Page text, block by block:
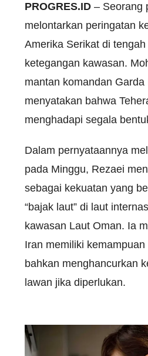
PROGRES.ID – Seorang
melontarkan peringatan
Amerika Serikat di
ketegangan kawasan.
mantan komandan Garda
menyatakan bahwa
menghadapi segala
Dalam pernyataannya
pada Minggu, Rezaei
sebagai kekuatan yang
“bajak laut” di laut
kawasan Laut Oman. Ia
Iran memiliki
bahkan menghancurkan
lawan jika diperlukan.